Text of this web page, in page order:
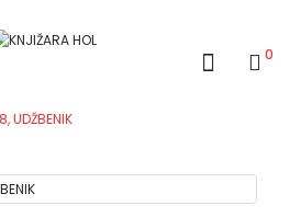
0
UDŽBENIK